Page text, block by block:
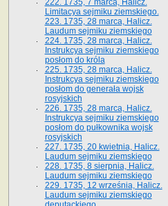
222. 1735, 7 marca, Halicz.
Limitacya sejmiku ziemskiego.
223. 1735, 28 marca, Halicz.
Laudum sejmiku ziemskiego
224. 1735, 28 marca, Halicz.
Instrukcya sejmiku ziemskiego
posłom do króla
225. 1735, 28 marca, Halicz.
Instrukcya sejmiku ziemskiego
posłom do generała wojsk
rosyjskich
226. 1735, 28 marca, Halicz.
Instrukcya sejmiku ziemskiego
posłom do pułkownika wojsk
rosyjskich
227. 1735, 20 kwietnia, Halicz.
Laudum sejmiku ziemskiego
228. 1735, 8 sierpnia, Halicz.
Laudum sejmiku ziemskiego
229. 1735, 12 września, Halicz.
Laudum sejmiku ziemskiego